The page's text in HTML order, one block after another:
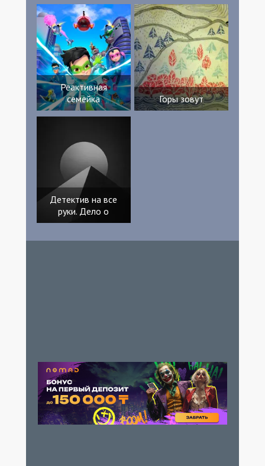
Ange Chapel Симон Эль-Мавас Лукас
Ноэль Hugo Bindel Benjamin Hauser Алекс
Мартен Philippe Pluchard Raphaël Mondon
Тьерри Кома Гэбриел Элькайм Lise
Benamozig-Gilles Эдуардо Де Лос Рейес
Роза Арлеан
Реактивная
семейка
Горы зовут
Детектив на все
руки. Дело о